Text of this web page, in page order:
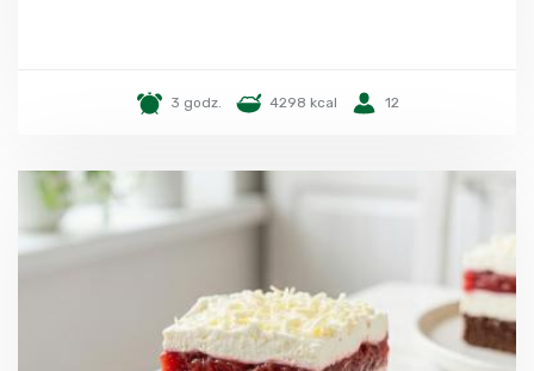
3 godz. 4298 kcal 12